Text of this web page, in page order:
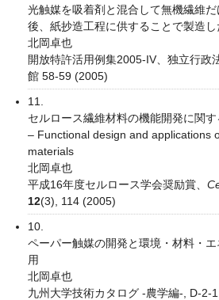
光触媒を吸着剤と混合して無機繊維
後、紙抄造工程に供することで製造し
北岡卓也
開放特許活用例集2005-IV、独立行政
館 58-59 (2005)
11.
セルロース繊維材料の機能開発に関
– Functional design and applications
materials
北岡卓也
平成16年度セルロース学会奨励賞、
12(3), 114 (2005)
10.
ペーパー触媒の開発と環境・材料・
用
北岡卓也
九州大学技術カタログ -農学編-, D-2-